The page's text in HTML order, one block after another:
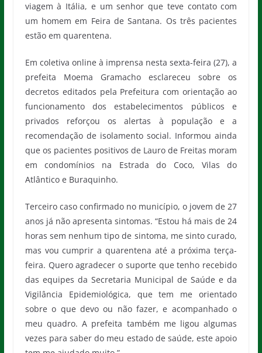
viagem à Itália, e um senhor que teve contato com
um homem em Feira de Santana. Os três pacientes
estão em quarentena.
Em coletiva online à imprensa nesta sexta-feira (27), a
prefeita Moema Gramacho esclareceu sobre os
decretos editados pela Prefeitura com orientação ao
funcionamento dos estabelecimentos públicos e
privados reforçou os alertas à população e a
recomendação de isolamento social. Informou ainda
que os pacientes positivos de Lauro de Freitas moram
em condomínios na Estrada do Coco, Vilas do
Atlântico e Buraquinho.
Terceiro caso confirmado no município, o jovem de 27
anos já não apresenta sintomas. “Estou há mais de 24
horas sem nenhum tipo de sintoma, me sinto curado,
mas vou cumprir a quarentena até a próxima terça-
feira. Quero agradecer o suporte que tenho recebido
das equipes da Secretaria Municipal de Saúde e da
Vigilância Epidemiológica, que tem me orientado
sobre o que devo ou não fazer, e acompanhado o
meu quadro. A prefeita também me ligou algumas
vezes para saber do meu estado de saúde, este apoio